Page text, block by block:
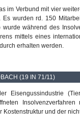
im Verbund mit vier
wurden rd. 150
während des
mittels eines
erhalten werden.
(19 IN 71/11)
Eisengussindustrie
und der